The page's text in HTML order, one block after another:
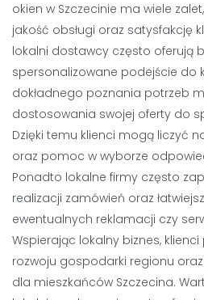
okien w Szczecinie ma wiele
jakość obsługi oraz satysfakcję
lokalni dostawcy często oferują
spersonalizowane podejście do
dokładnego poznania potrzeb
dostosowania swojej oferty do
Dzięki temu klienci mogą liczyć
oraz pomoc w wyborze
Ponadto lokalne firmy często
realizacji zamówień oraz
ewentualnych reklamacji czy
Wspierając lokalny biznes,
rozwoju gospodarki regionu
dla mieszkańców Szczecina.